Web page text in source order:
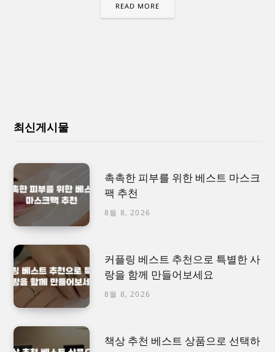
READ MORE
최신게시물
촉촉한 피부를 위한 베스트 마스크
팩 추천
8월 8, 2026
커플링 베스트 추천으로 특별한 사
랑을 함께 만들어보세요
8월 8, 2026
책상 추천 베스트 상품으로 선택하